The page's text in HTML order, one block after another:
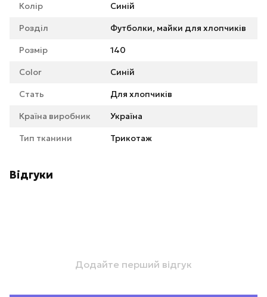
Колір Синій
Розділ Футболки, майки для хлопчиків
Розмір 140
Color Синій
Стать Для хлопчиків
Країна виробник Україна
Тип тканини Трикотаж
Відгуки
Додайте перший відгук